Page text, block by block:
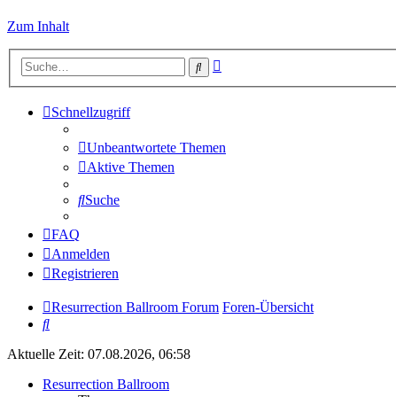
Zum Inhalt
Suche
Schnellzugriff
Unbeantwortete Themen
Aktive Themen
Suche
FAQ
Anmelden
Registrieren
Resurrection Ballroom Forum Foren-Übersicht
Suche
Aktuelle Zeit: 07.08.2026, 06:58
Resurrection Ballroom